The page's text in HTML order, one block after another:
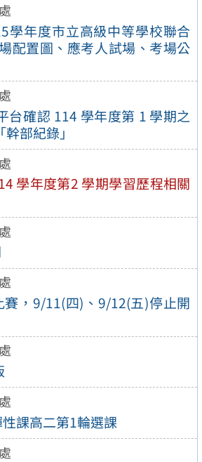
學年度市立高級中等學校聯合
配置圖、應考人試場、考場公
台確認 114 學年度第 1 學期之
部紀錄」
學年度第2 學期學習歷程相關
賽，9/11(四)、9/12(五)停止開
課高二第1輪選課